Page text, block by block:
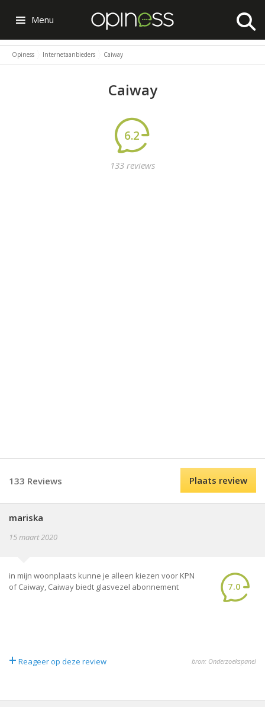
Menu
Opiness Internetaanbieders Caiway
Caiway
6.2
133 reviews
133 Reviews Plaats review
mariska
15 maart 2020
in mijn woonplaats kunne je alleen kiezen voor KPN
of Caiway, Caiway biedt glasvezel abonnement
7.0
+ Reageer op deze review bron: Onderzoekspanel